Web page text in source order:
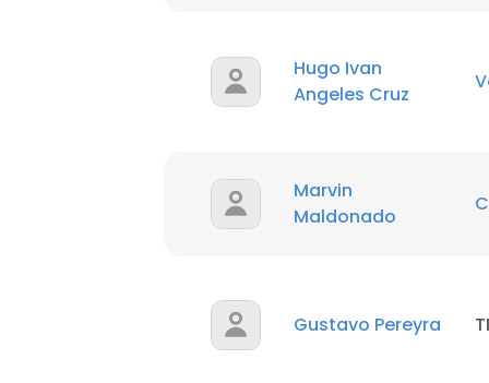
Hugo Ivan
Angeles Cruz
Marvin
Maldonado
Gustavo Pereyra